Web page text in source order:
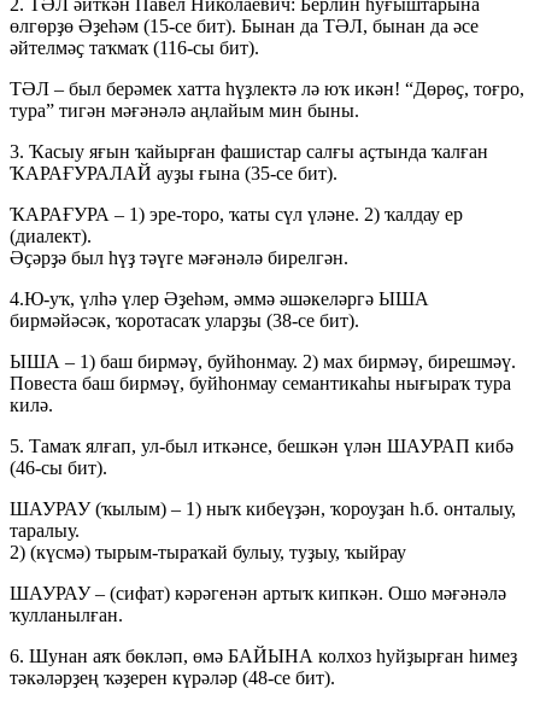
өлгөрҙө Әҙеһәм (15-се бит). Бынан да ТӘЛ, бынан да әсе
әйтелмәҫ таҡмаҡ (116-сы бит).
ТӘЛ – был берәмек хатта һүҙлектә лә юҡ икән! “Дөрөҫ, тоғро,
тура” тигән мәғәнәлә аңлайым мин быны.
3. Ҡасыу яғын ҡайырған фашистар салғы аҫтында ҡалған
ҠАРАҒУРАЛАЙ ауҙы ғына (35-се бит).
ҠАРАҒУРА – 1) эре-торо, ҡаты сүл үләне. 2) ҡалдау ер
(диалект).
Әҫәрҙә был һүҙ тәүге мәғәнәлә бирелгән.
4.Ю-уҡ, үлһә үлер Әҙеһәм, әммә әшәкеләргә ЫША
бирмәйәсәк, ҡоротасаҡ уларҙы (38-се бит).
ЫША – 1) баш бирмәү, буйһонмау. 2) мах бирмәү, бирешмәү.
Повеста баш бирмәү, буйһонмау семантикаһы нығыраҡ тура
килә.
5. Тамаҡ ялғап, ул-был иткәнсе, бешкән үлән ШАУРАП кибә
(46-сы бит).
ШАУРАУ (ҡылым) – 1) ныҡ кибеүҙән, ҡороуҙан һ.б. онталыу,
таралыу.
2) (күсмә) тырым-тыраҡай булыу, туҙыу, ҡыйрау
ШАУРАУ – (сифат) кәрәгенән артыҡ кипкән. Ошо мәғәнәлә
ҡулланылған.
6. Шунан аяҡ бөкләп, өмә БАЙЫНА колхоз һуйҙырған һимеҙ
тәкәләрҙең ҡәҙерен күрәләр (48-се бит).